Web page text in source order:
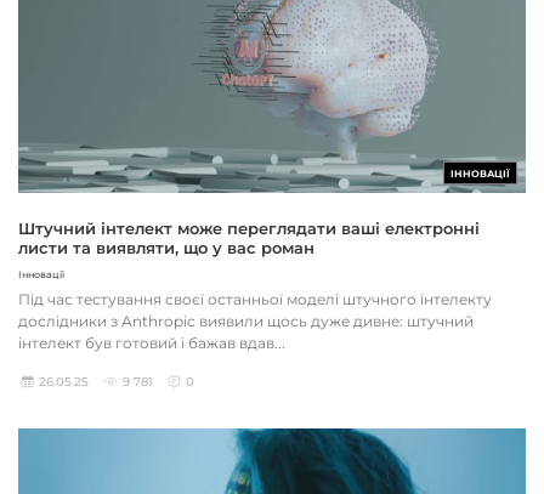
ІННОВАЦІЇ
Штучний інтелект може переглядати ваші електронні
листи та виявляти, що у вас роман
Інновації
Під час тестування своєї останньої моделі штучного інтелекту
дослідники з Anthropic виявили щось дуже дивне: штучний
інтелект був готовий і бажав вдав...
26.05.25 9 781 0